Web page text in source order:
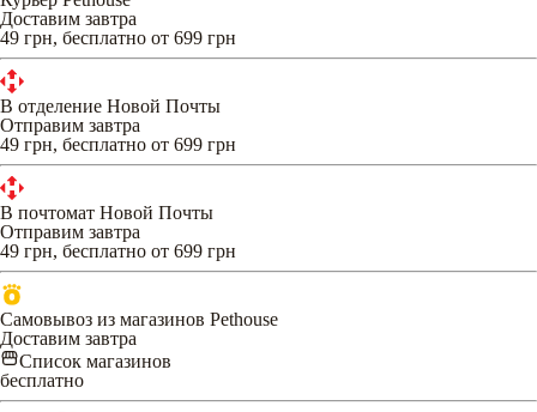
Доставим завтра
49 грн, бесплатно от 699 грн
В отделение Новой Почты
Отправим завтра
49 грн, бесплатно от 699 грн
В почтомат Новой Почты
Отправим завтра
49 грн, бесплатно от 699 грн
Самовывоз из магазинов Pethouse
Доставим завтра
Список магазинов
бесплатно